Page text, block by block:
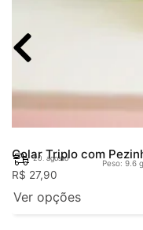
Colar Triplo com
20. agosto
Peso: 9.6 g
R$ 27,90
Ver opções